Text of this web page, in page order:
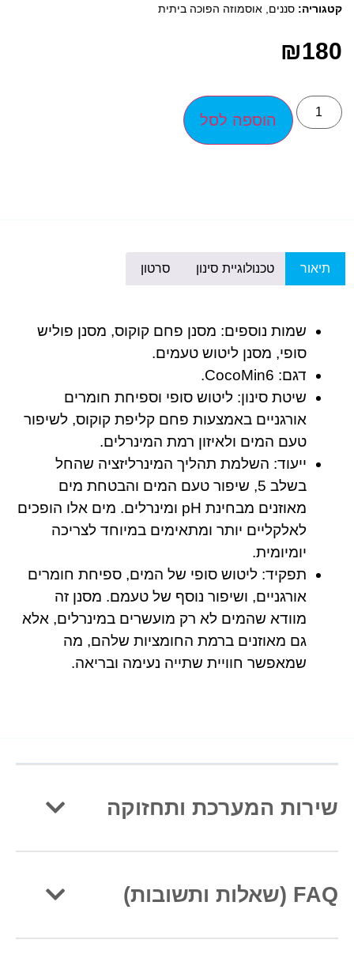
קטגוריה: סננים אוסמוזה הפוכה ביתית
₪180
הוספה לסל
תיאור טכנולוגיית סינון סרטון
שמות נוספים: מסנן פחם קוקוס, מסנן פוליש
סופי, מסנן ליטוש טעמים.
דגם:
שיטת סינון: ליטוש סופי וספיחת חומרים
אורגניים באמצעות פחם קליפת קוקוס, לשיפור
טעם המים ולאיזון רמת המינרלים.
ייעוד: השלמת תהליך המינרליזציה שהחל
בשלב 5, שיפור טעם המים והבטחת מים
מאוזנים מבחינת pH ומינרלים. מים אלו הופכים
לאלקליים יותר ומתאימים במיוחד לצריכה
יומיומית.
תפקיד: ליטוש סופי של המים, ספיחת חומרים
אורגניים, ושיפור נוסף של טעמם. מסנן זה
מוודא שהמים לא רק מועשרים במינרלים, אלא
גם מאוזנים ברמת החומציות שלהם, מה
שמאפשר חוויית שתייה נעימה ובריאה.
שירות המערכת ותחזוקה
FAQ (שאלות ותשובות)